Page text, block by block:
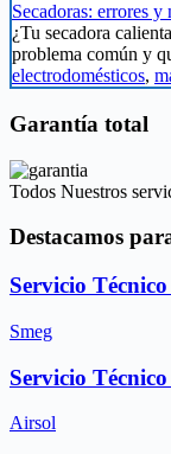
Secadoras: errores
¿Tu secadora
problema común y
electrodomésticos,
Garantía total
Todos Nuestros
Destacamos
Servicio
Smeg
Servicio
Airsol